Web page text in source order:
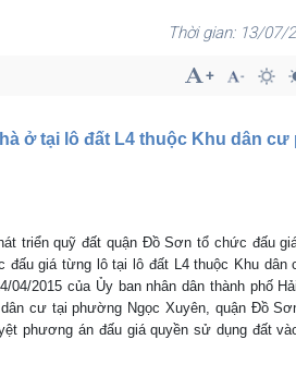
13/07/
ở tại lô đất L4 thuộc Khu dân
triển quỹ đất quận Đồ Sơn tổ chức đấu
giá từng lô tại lô đất L4 thuộc Khu dân
04/2015 của Ủy ban nhân dân thành phố
cư tại phường Ngọc Xuyên, quận Đồ
phương án đấu giá quyền sử dụng đất